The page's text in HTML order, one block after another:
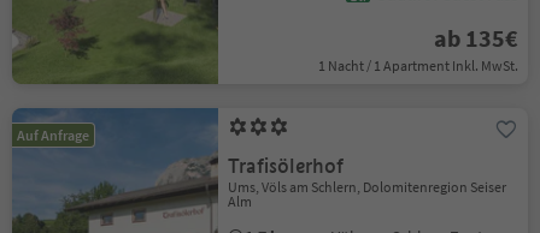
ab 135€
1 Nacht / 1 Apartment Inkl. MwSt.
Auf Anfrage
Trafisölerhof
Ums, Völs am Schlern, Dolomitenregion Seiser
Alm